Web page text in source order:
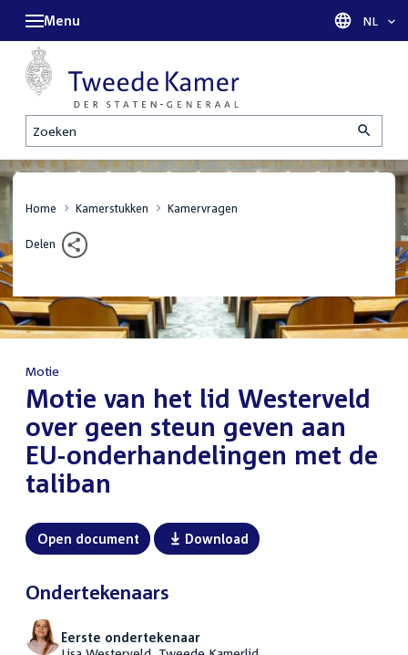
Zoeken
Menu Taal
NL
Home Kamerstukken Kamervragen
Delen
Motie
:Motie van het lid Westerveld
over geen steun geven aan
EU-onderhandelingen met de
taliban
Open document Download
Ondertekenaars
Eerste ondertekenaar